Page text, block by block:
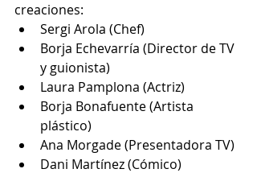
creaciones:
Sergi Arola (Chef)
Borja Echevarría (Director de TV
y guionista)
Laura Pamplona (Actriz)
Borja Bonafuente (Artista
plástico)
Ana Morgade (Presentadora TV)
Dani Martínez (Cómico)